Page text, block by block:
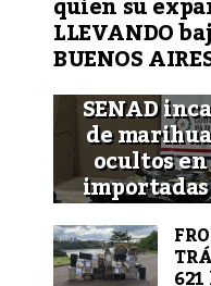
LLEVANDO
BUENOS
SENAD
de
ocultos